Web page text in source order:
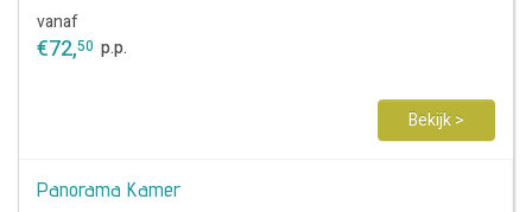
vanaf
€72,50 p.p.
Bekijk >
Panorama Kamer